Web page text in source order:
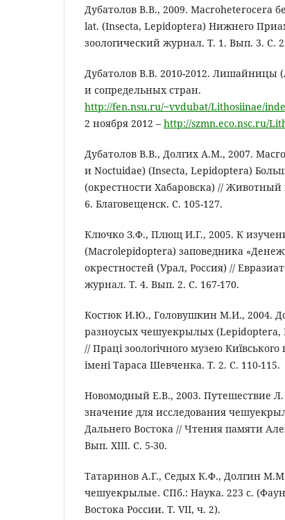
Дубатолов В.В., 2009. Macroheterocera
lat. (Insecta, Lepidoptera) Нижнего
зоологический журнал. Т. 1. Вып. 3. С.
Дубатолов В.В. 2010-2012. Лишайницы
и сопредельных стран.
http://fen.nsu.ru/~vvdubat/Lithosiinae/
2 ноября 2012 – http://szmn.eco.nsc.ru/
Дубатолов В.В., Долгих А.М., 2007.
и Noctuidae) (Insecta, Lepidoptera)
(окрестности Хабаровска) //
6. Благовещенск. С. 105-127.
Ключко З.Ф., Плющ И.Г., 2005. К
(Macrolepidoptera) заповедника
окрестностей (Урал, Россия) //
журнал. Т. 4. Вып. 2. С. 167-170.
Костюк И.Ю., Головушкин М.И., 2004.
разноусых чешуекрылых (Lepidoptera,
// Працi зоологiчного музею
iменi Тараса Шевченка. Т. 2. С. 110-115.
Новомодный Е.В., 2003. Путешествие Л.
значение для исследования
Дальнего Востока // Чтения памяти
Вып. XIII. С. 5-30.
Татаринов А.Г., Седых К.Ф., Долгин
чешуекрылые. СПб.: Наука. 223 с.
Востока России. Т. VII, ч. 2).